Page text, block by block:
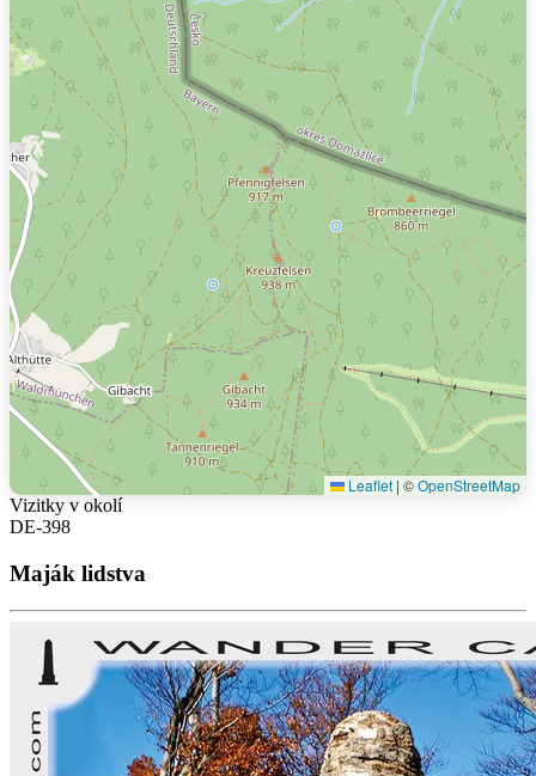
Leaflet | ©OpenStreetMap
Vizitky v okolí
DE-398
Maják lidstva